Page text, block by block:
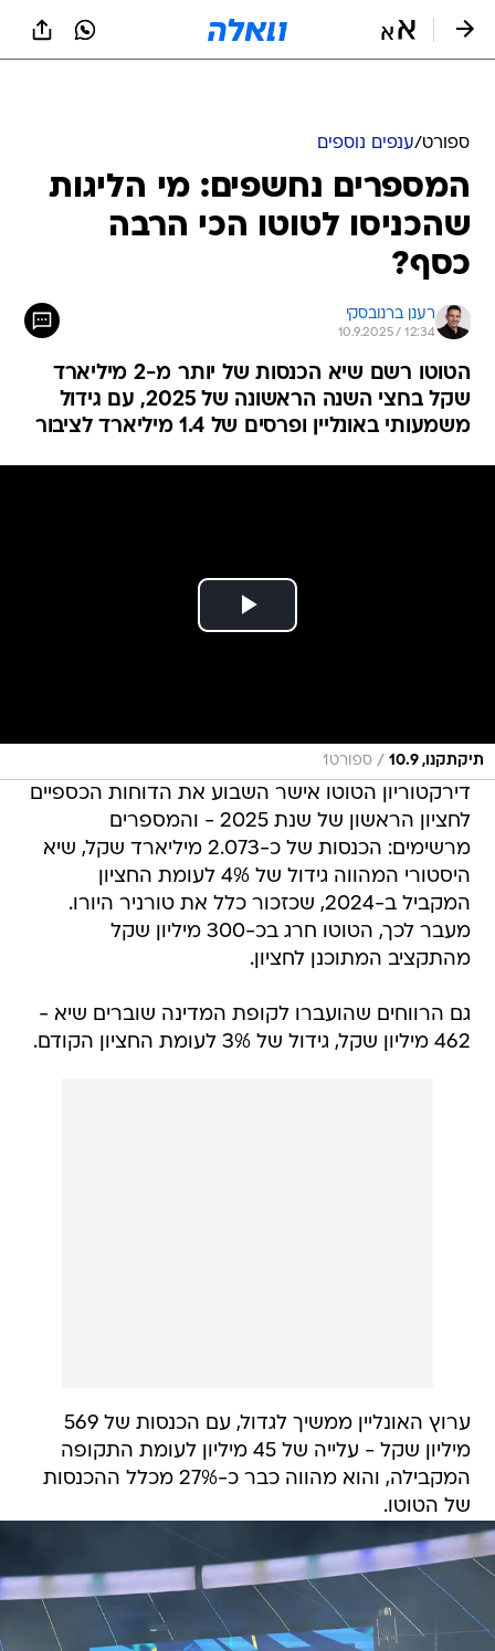
ספורט/ענפים נוספים
המספרים נחשפים: מי הליגות
שהכניסו לטוטו הכי הרבה
כסף?
רענן ברנובסקי
10.9.2025 / 12:34
הטוטו רשם שיא הכנסות של יותר מ-2 מיליארד
שקל בחצי השנה הראשונה של 2025, עם גידול
משמעותי באונליין ופרסים של 1.4 מיליארד לציבור
תיקתקנו, 10.9 / ספורט1
דירקטוריון הטוטו אישר השבוע את הדוחות הכספיים
לחציון הראשון של שנת 2025 - והמספרים
מרשימים: הכנסות של כ-2.073 מיליארד שקל, שיא
היסטורי המהווה גידול של 4% לעומת החציון
המקביל ב-2024, שכזכור כלל את טורניר היורו.
מעבר לכך, הטוטו חרג בכ-300 מיליון שקל
מהתקציב המתוכנן לחציון.
גם הרווחים שהועברו לקופת המדינה שוברים שיא -
462 מיליון שקל, גידול של 3% לעומת החציון הקודם.
ערוץ האונליין ממשיך לגדול, עם הכנסות של 569
מיליון שקל - עלייה של 45 מיליון לעומת התקופה
המקבילה, והוא מהווה כבר כ-27% מכלל ההכנסות
של הטוטו.